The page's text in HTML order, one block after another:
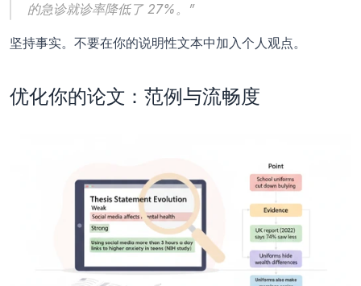
的急诊就诊率降低了 27%。”
坚持事实。不要在你的说明性文本中加入个人观点。
优化你的论文：范例与流畅度